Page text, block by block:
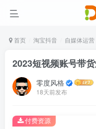
首页 淘宝抖音 自媒体运营
2023短视频账号带
零度风格
18天前发布
付费资源